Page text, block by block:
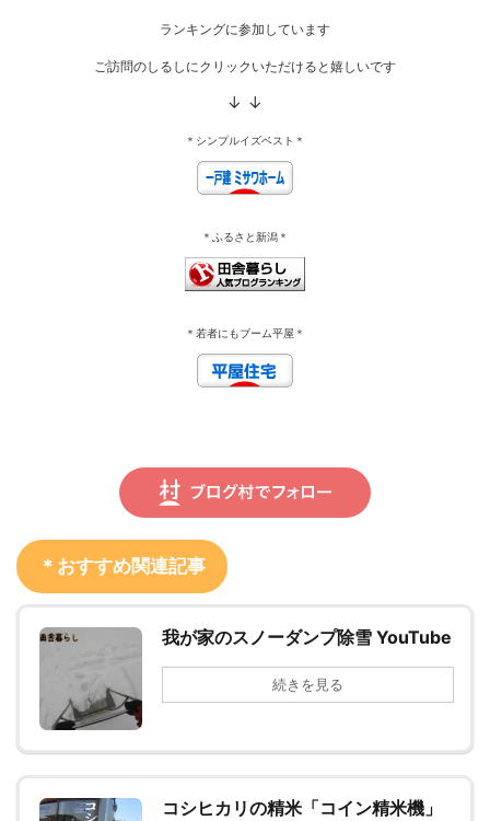
ランキングに参加しています
ご訪問のしるしにクリックいただけると嬉しいです
↓ ↓
＊シンプルイズベスト＊
＊ふるさと新潟＊
＊若者にもブーム平屋＊
＊おすすめ関連記事
我が家のスノーダンプ除雪 YouTube
続きを見る
コシヒカリの精米「コイン精米機」